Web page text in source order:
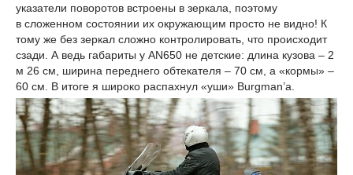
указатели поворотов встроены в зеркала, поэтому
в сложенном состоянии их окружающим просто не видно! К
тому же без зеркал сложно контролировать, что происходит
сзади. А ведь габариты у AN650 не детские: длина кузова – 2
м 26 см, ширина переднего обтекателя – 70 см, а «кормы» –
60 см. В итоге я широко распахнул «уши» Burgman’a.